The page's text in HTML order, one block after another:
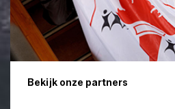
Bekijk onze partners